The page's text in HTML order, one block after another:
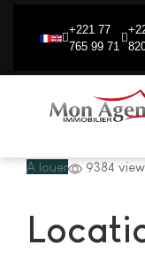
+221 77
765 99 71
A louer 9384